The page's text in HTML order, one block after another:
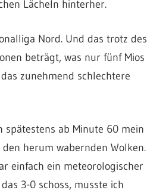
Lächeln hinterher.
Nord. Und das trotz des
beträgt, was nur fünf Mios
zunehmend schlechtere
spätestens ab Minute 60 mein
herum wabernden Wolken.
einfach ein meteorologischer
3-0 schoss, musste ich